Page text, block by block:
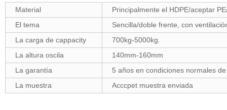
Material
Principalmente el HDPE/aceptar
El tema
Sencilla/doble frente, con
La carga de cappacity
700kg-5000kg.
La altura oscila
140mm-160mm
La garantía
5 años en condiciones normales
La muestra
Acccpet muestra enviada